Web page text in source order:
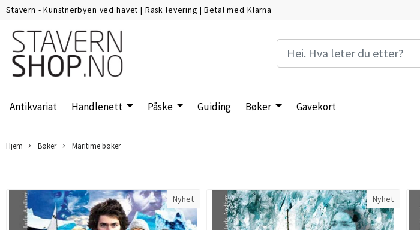
Stavern - Kunstnerbyen ved havet | Rask levering |Betal med Klarna
Antikvariat Handlenett Påske Guiding Bøker Gavekort
Hjem Bøker Maritime bøker
Nyhet Nyhet